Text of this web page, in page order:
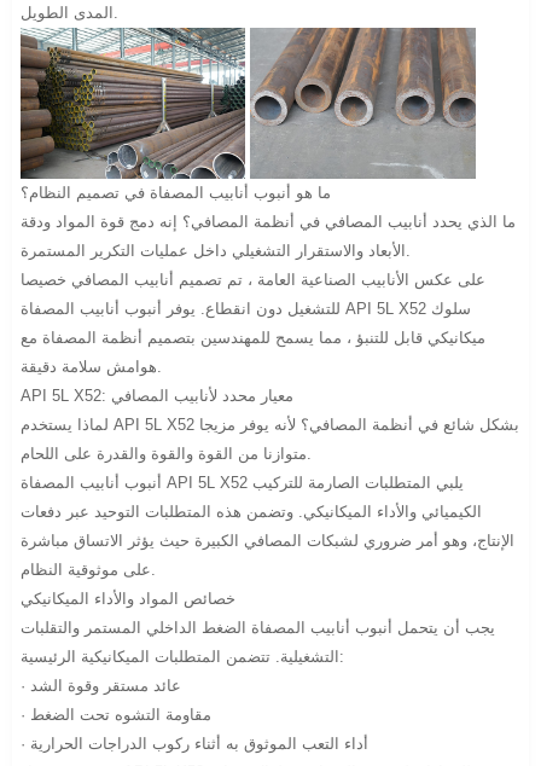
المدى الطويل.
ما هو أنبوب أنابيب المصفاة في تصميم النظام؟
ما الذي يحدد أنابيب المصافي في أنظمة المصافي؟ إنه دمج قوة المواد ودقة
على عكس الأنابيب الصناعية العامة ، تم تصميم أنابيب المصافي خصيصا
للتشغيل دون انقطاع. يوفر أنبوب أنابيب المصفاة API 5L X52 سلوك
ميكانيكي قابل للتنبؤ ، مما يسمح للمهندسين بتصميم أنظمة المصفاة مع
API 5L X52: معيار محدد لأنابيب المصافي
لماذا يستخدم API 5L X52 بشكل شائع في أنظمة المصافي؟ لأنه يوفر مزيجا
أنبوب أنابيب المصفاة API 5L X52 يلبي المتطلبات الصارمة للتركيب
الكيميائي والأداء الميكانيكي. وتضمن هذه المتطلبات التوحيد عبر دفعات
الإنتاج، وهو أمر ضروري لشبكات المصافي الكبيرة حيث يؤثر الاتساق مباشرة
خصائص المواد والأداء الميكانيكي
يجب أن يتحمل أنبوب أنابيب المصفاة الضغط الداخلي المستمر والتقلبات
التشغيلية. تتضمن المتطلبات الميكانيكية الرئيسية:
· عائد مستقر وقوة الشد
· مقاومة التشوه تحت الضغط
· أداء التعب الموثوق به أثناء ركوب الدراجات الحرارية